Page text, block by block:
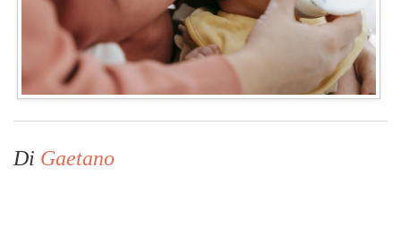
Di Gaetano